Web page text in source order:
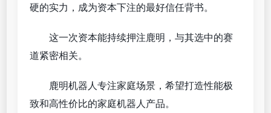
硬的实力，成为资本下注的最好信任背书。
这一次资本能持续押注鹿明，与其选中的赛
道紧密相关。
鹿明机器人专注家庭场景，希望打造性能极
致和高性价比的家庭机器人产品。